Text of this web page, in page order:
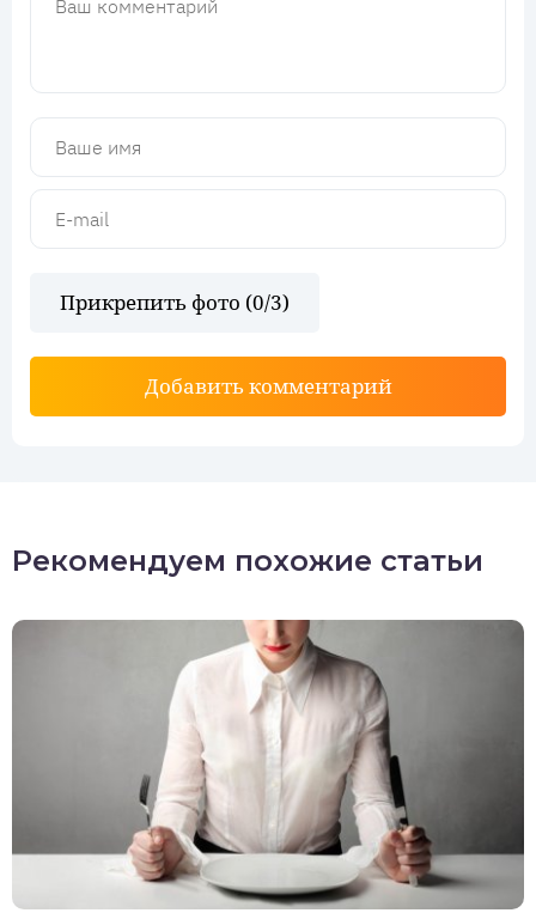
Прикрепить фото (0/3)
Добавить комментарий
Рекомендуем похожие статьи